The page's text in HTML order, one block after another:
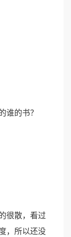
的书？
很散，看过
，所以还没